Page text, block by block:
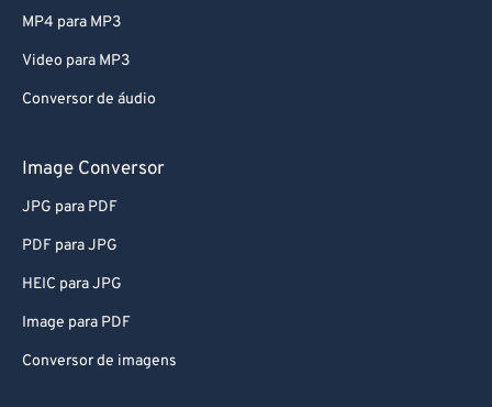
MP4 para MP3
Video para MP3
Conversor de áudio
Image Conversor
JPG para PDF
PDF para JPG
HEIC para JPG
Image para PDF
Conversor de imagens